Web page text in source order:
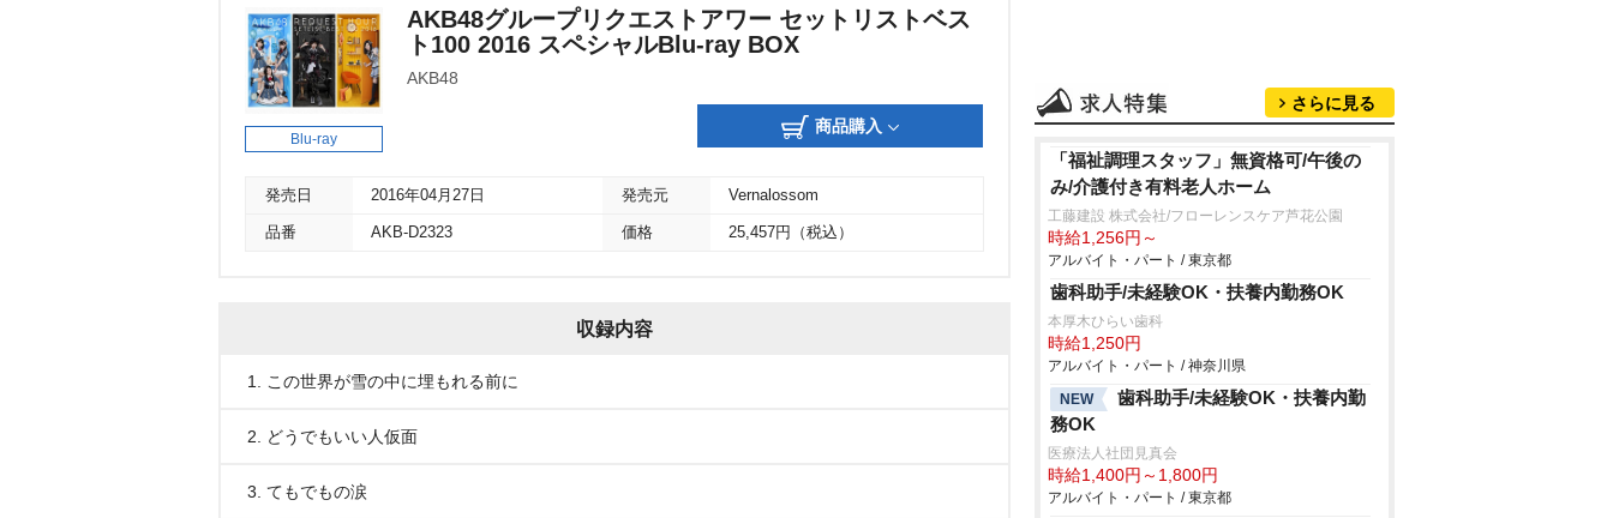
Blu-ray
AKB48グループリクエストアワー セットリストベス
ト100 2016 スペシャルBlu-ray BOX
AKB48
商品購入
発売日 2016年04月27日 発売元 Vernalossom
品番 AKB-D2323 価格 25,457円（税込）
収録内容
1. この世界が雪の中に埋もれる前に
2. どうでもいい人仮面
3. てもでもの涙
さらに見る
「福祉調理スタッフ」無資格可/午後の
み/介護付き有料老人ホーム
工藤建設 株式会社/フローレンスケア芦花公園
時給1,256円～
アルバイト・パート / 東京都
歯科助手/未経験OK・扶養内勤務OK
本厚木ひらい歯科
時給1,250円
アルバイト・パート / 神奈川県
NEW
歯科助手/未経験OK・扶養内勤
務OK
医療法人社団見真会
時給1,400円～1,800円
アルバイト・パート / 東京都